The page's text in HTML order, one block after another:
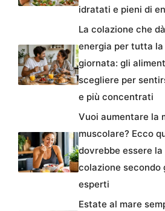
idratati e pieni di
La colazione che dà
energia per tutta la
giornata: gli
scegliere per
e più concentrati
Vuoi aumentare la
muscolare? Ecco
dovrebbe essere la
colazione secondo
esperti
Estate al mare